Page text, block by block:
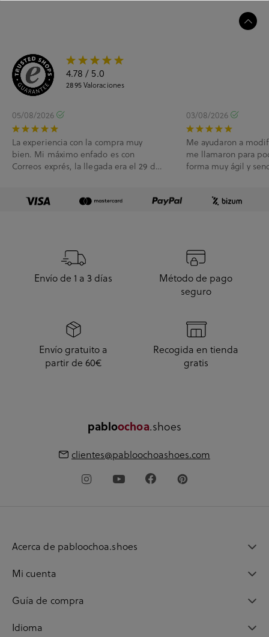
4.78 / 5.0
2895Valoraciones
05/08/2026
La experiencia con la compra muy
bien. Mi máximo enfado es con
Correos exprés, la llegada era el 29 de
03/08/2026
Me ayudaron a
me llamaron para
forma muy ágil y
Envío de 1 a 3 días
Método de pago
seguro
Envío gratuito a
partir de 60€
Recogida en tienda
gratis
pabloochoa.shoes
clientes@pabloochoashoes.com
Acerca de pabloochoa.shoes
Mi cuenta
Guía de compra
Idioma